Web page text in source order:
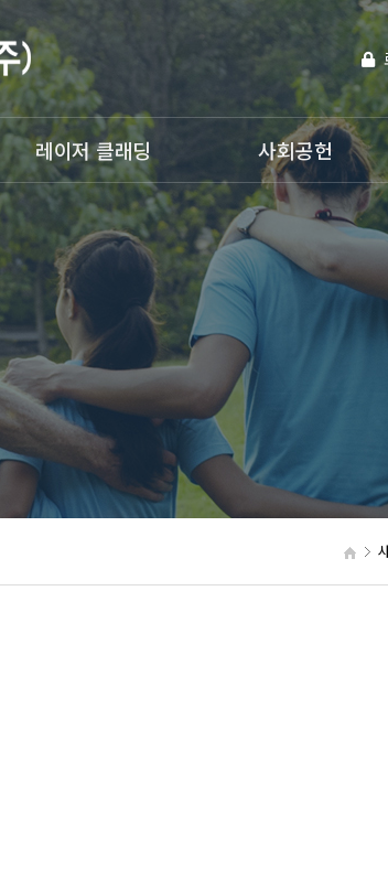
레이저 클래딩
레이저 클래딩
사회공헌
인재채용
활동분야
사내활동